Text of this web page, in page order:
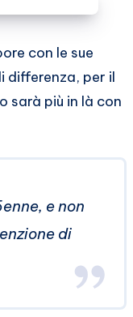
con le sue
differenza, per il
sarà più in là con
e non
di